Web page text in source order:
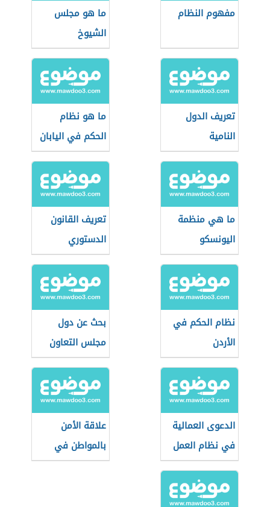
مفهوم النظام
ما هو مجلس
الشيوخ
تعريف الدول
النامية
ما هو نظام
الحكم في اليابان
ما هي منظمة
اليونسكو
تعريف القانون
الدستوري
نظام الحكم في
الأردن
بحث عن دول
مجلس التعاون
الدعوى العمالية
في نظام العمل
السعودي
علاقة الأمن
بالمواطن في
بعدها الاجتماعي